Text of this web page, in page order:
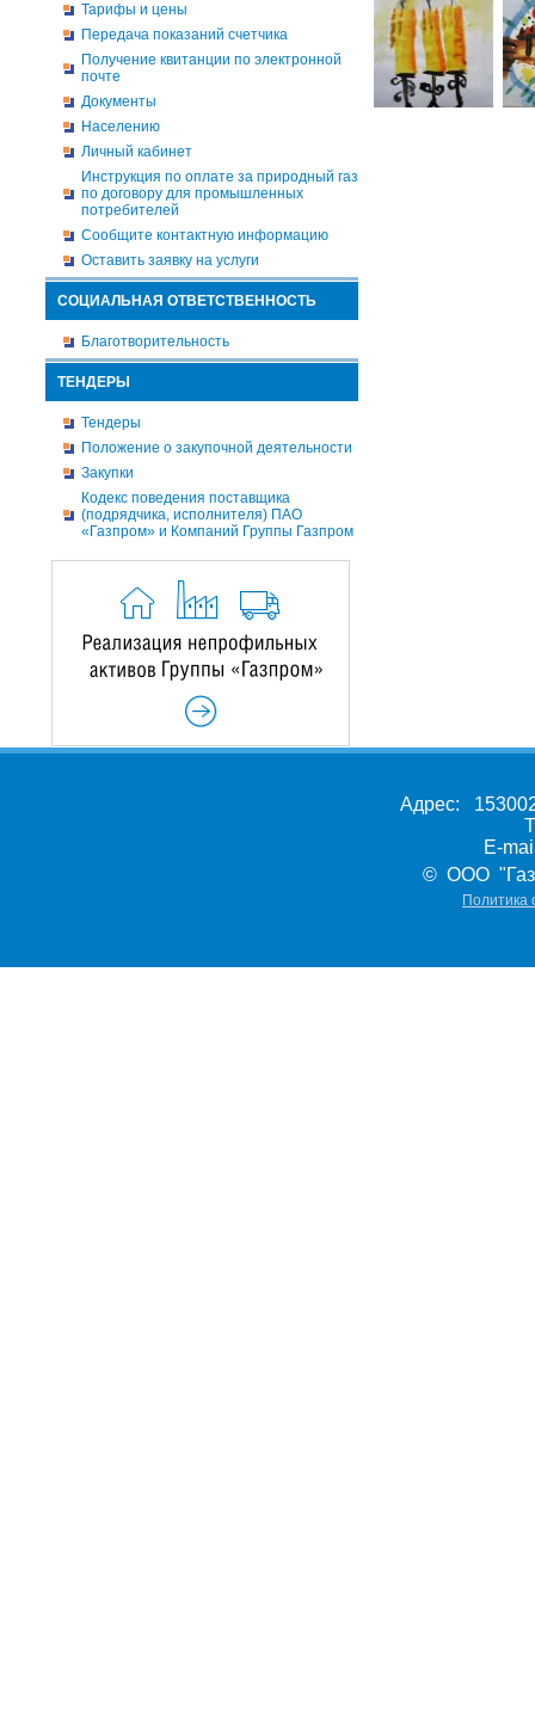
Тарифы и цены
Передача показаний счетчика
Получение квитанции по электронной
почте
Документы
Населению
Личный кабинет
Инструкция по оплате за природный газ
по договору для промышленных
потребителей
Сообщите контактную информацию
Оставить заявку на услуги
СОЦИАЛЬНАЯ ОТВЕТСТВЕННОСТЬ
Благотворительность
ТЕНДЕРЫ
Тендеры
Положение о закупочной деятельности
Закупки
Кодекс поведения поставщика
(подрядчика, исполнителя) ПАО
«Газпром» и Компаний Группы Газпром
Адрес:
E-
© ООО
Политика